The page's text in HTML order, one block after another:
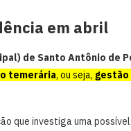
em abril
de Santo Antônio de
temerária, ou seja, gestão
que investiga uma